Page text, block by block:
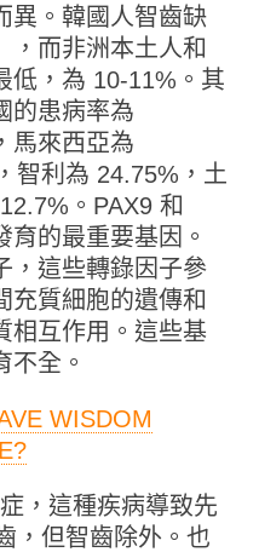
異。韓國人智齒缺
，而非洲本土人和
低，為 10-11%。其
的患病率為
馬來西亞為
智利為 24.75%，土
。PAX9 和
育的最重要基因。
，這些轉錄因子參
充質細胞的遺傳和
相互作用。這些基
不全。
WISDOM
，這種疾病導致先
，但智齒除外。也